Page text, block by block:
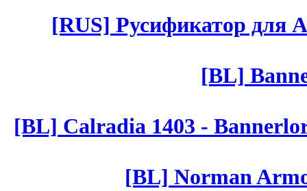
[RUS] Русификатор для
[BL]
[BL] Calradia 1403 -
[BL] Norman